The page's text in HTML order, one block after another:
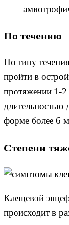
По течению
По типу
пройти в
протяжении 1-2
длительностью
форме более 6
Степени
Клещевой
происходит в